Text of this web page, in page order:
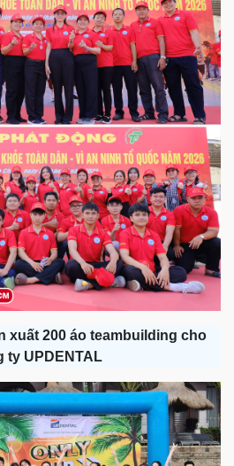
xuất 200 áo teambuilding cho
ty UPDENTAL